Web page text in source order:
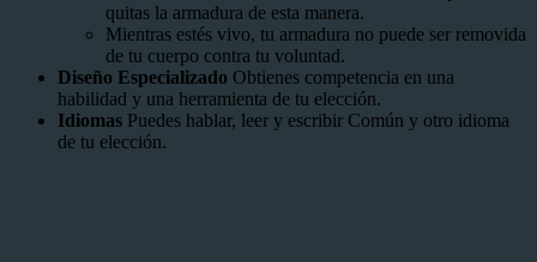
quitas la armadura de esta manera.
Mientras estés vivo, tu armadura no puede ser removida
de tu cuerpo contra tu voluntad.
Diseño Especializado Obtienes competencia en una
habilidad y una herramienta de tu elección.
Idiomas Puedes hablar, leer y escribir Común y otro idioma
de tu elección.